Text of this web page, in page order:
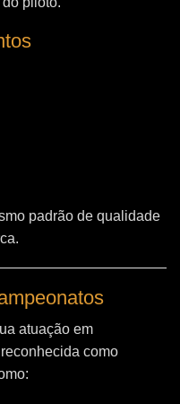
padrão de qualidade
atuação em
como